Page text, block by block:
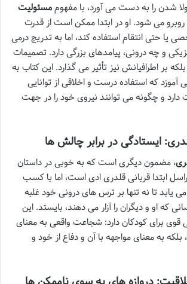
شدن را به دست می آورد، با مفهوممسئولیت
روبرو می شود. او در ابتدا ممکن است از قدرت
یا حتی انتقام استفاده کند، اما به تدریج درمی
و چه درونی، پیامدهای بزرگی دارد. تصمیمات
بر اطرافیانش نیز تأثیر می گذارد. این کتاب به
آموزد که استفاده درست و اخلاقی از توانایی
و چگونه می توانند نیروی خود را در جهت
ایستادگی در برابر چالش ها
، مضمون دیگری است که به خوبی در داستان
ابتدا قربانی قلدری ادی است، اما با کسب
تا نه تنها بر ترس های درونی خود غلبه
که او و دیگران را آزار می دهند، بایستد. این
قوی برای کودکان دارد: شجاعت واقعی به معنای
به معنای مواجهه با آن و دفاع از خود و